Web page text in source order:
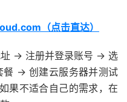
（点击直达）
址 → 注册并登录账号 → 选
餐 → 创建云服务器并测试
果不适合自己的需求，在